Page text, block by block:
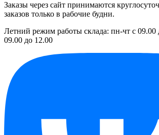
Заказы через сайт принимаются
заказов только в рабочие будни.
Летний режим работы склада: пн-чт с 09.00
09.00 до 12.00